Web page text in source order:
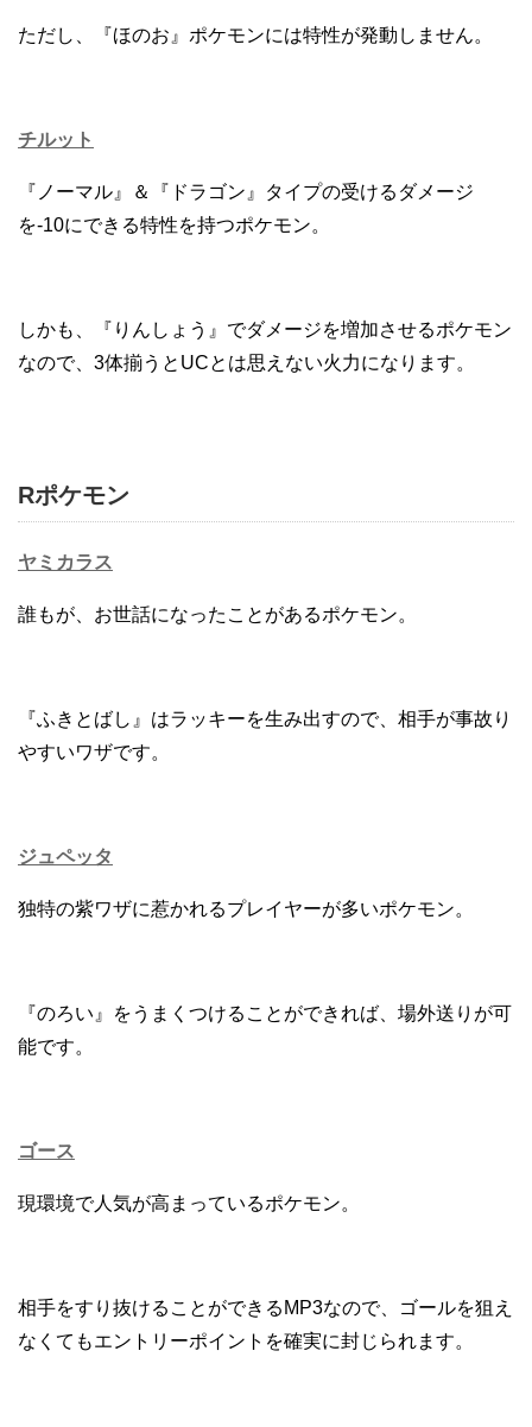
ただし、『ほのお』ポケモンには特性が発動しません。
チルット
『ノーマル』＆『ドラゴン』タイプの受けるダメージ
を-10にできる特性を持つポケモン。
しかも、『りんしょう』でダメージを増加させるポケモン
なので、3体揃うとUCとは思えない火力になります。
Rポケモン
ヤミカラス
誰もが、お世話になったことがあるポケモン。
『ふきとばし』はラッキーを生み出すので、相手が事故り
やすいワザです。
ジュペッタ
独特の紫ワザに惹かれるプレイヤーが多いポケモン。
『のろい』をうまくつけることができれば、場外送りが可
能です。
ゴース
現環境で人気が高まっているポケモン。
相手をすり抜けることができるMP3なので、ゴールを狙え
なくてもエントリーポイントを確実に封じられます。